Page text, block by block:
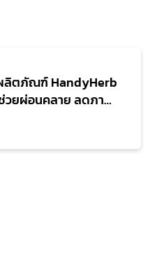
ลิตภัณฑ์ HandyHerb